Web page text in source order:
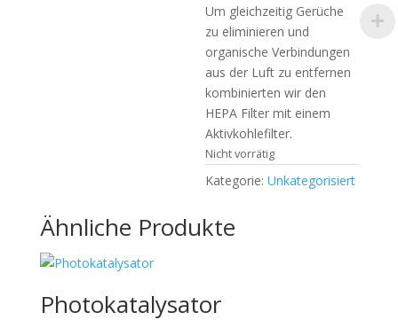
Um gleichzeitig Gerüche
zu eliminieren und
organische Verbindungen
aus der Luft zu entfernen
kombinierten wir den
HEPA Filter mit einem
Aktivkohlefilter.
Nicht vorrätig
Kategorie:Unkategorisiert
Ähnliche Produkte
Photokatalysator